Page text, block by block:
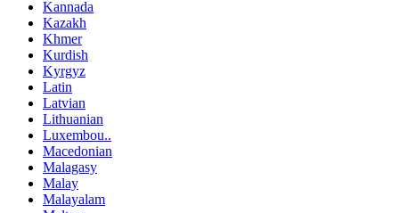
Kannada
Kazakh
Khmer
Kurdish
Kyrgyz
Latin
Latvian
Lithuanian
Luxembou..
Macedonian
Malagasy
Malay
Malayalam